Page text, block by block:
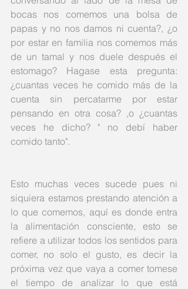
bocas nos comemos una bolsa de
papas y no nos damos ni cuenta?, ¿o
por estar en familia nos comemos más
de un tamal y nos duele después el
estomago? Hagase esta pregunta:
¿cuantas veces he comido más de la
cuenta sin percatarme por estar
pensando en otra cosa? ,o ¿cuantas
veces he dicho? " no debí haber
comido tanto".
Esto muchas veces sucede pues ni
siquiera estamos prestando atención a
lo que comemos, aquí es donde entra
la alimentación consciente, esto se
refiere a utilizar todos los sentidos para
comer, no solo el gusto, es decir la
próxima vez que vaya a comer tomese
el tiempo de analizar lo que está